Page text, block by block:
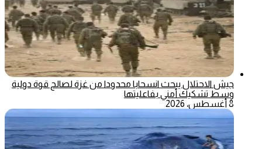
جيش الاحتلال يبحث انسحابا محدودا من غزة لصالح قوة دولية
وسط تشكيك أمني بفاعليتها
8 أغسطس، 2026